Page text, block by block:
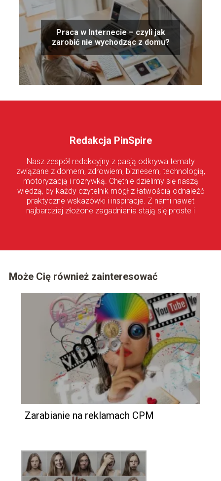
Praca w Internecie – czyli jak
zarobić nie wychodząc z domu?
Redakcja PinSpire
Nasz zespół redakcyjny z pasją odkrywa tematy
związane z domem, zdrowiem, biznesem, technologią,
motoryzacją i rozrywką. Chętnie dzielimy się naszą
wiedzą, by każdy czytelnik mógł z łatwością odnaleźć
praktyczne wskazówki i inspiracje. Z nami nawet
najbardziej złożone zagadnienia stają się proste i
Może Cię również zainteresować
Zarabianie na reklamach CPM